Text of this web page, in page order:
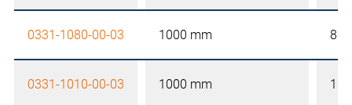
0331-1080-00-03 1000 mm
0331-1010-00-03 1000 mm